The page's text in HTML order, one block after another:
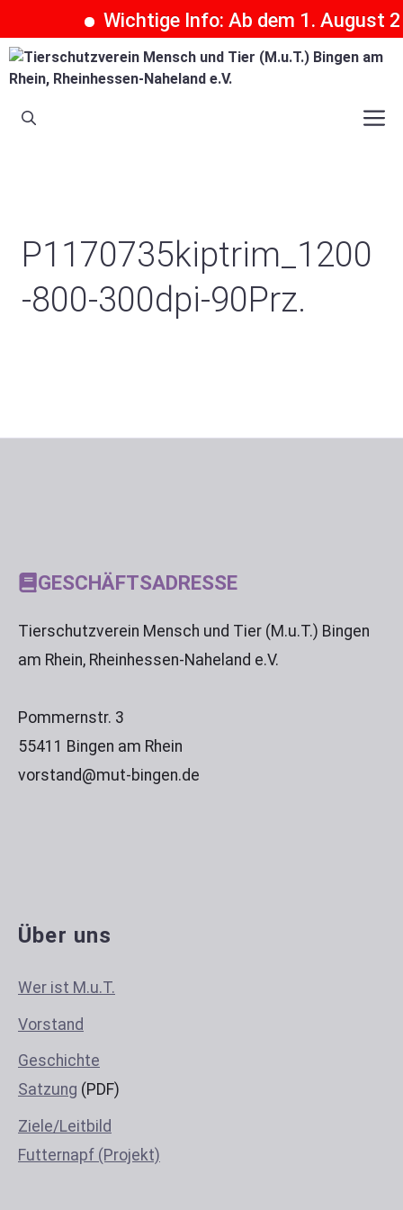
Wichtige Info: Ab dem 1. August
Zum
Inhalt
springen
P1170735kiptrim_1200
-800-300dpi-90Prz.
GESCHÄFTSADRESSE
Tierschutzverein Mensch und Tier (M.u.T.) Bingen
am Rhein, Rheinhessen-Naheland e.V.
Pommernstr. 3
55411 Bingen am Rhein
vorstand@mut-bingen.de
Über uns
Wer ist M.u.T.
Vorstand
Geschichte
Satzung (PDF)
Ziele/Leitbild
Futternapf (Projekt)